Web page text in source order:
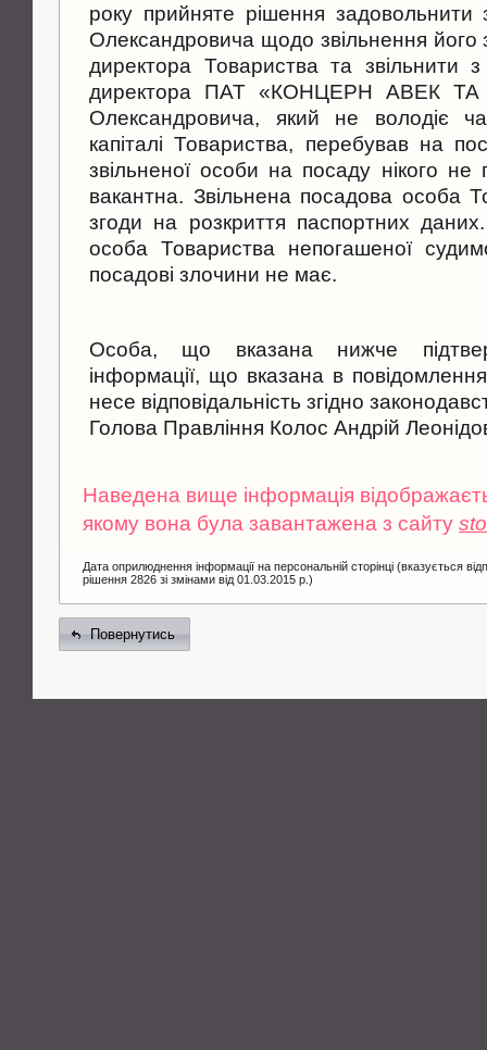
року прийняте рішення задовольнити
Олександровича щодо звільнення його
директора Товариства та звільнити
директора ПАТ «КОНЦЕРН АВЕК ТА
Олександровича, який не володіє
капіталі Товариства, перебував на
звільненої особи на посаду нікого
вакантна. Звільнена посадова особа
згоди на розкриття паспортних
особа Товариства непогашеної
посадові злочини не має.
Особа, що вказана нижче
інформації, що вказана в
несе відповідальність згідно
Голова Правління Колос Андрій
Наведена вище інформація
якому вона була завантажена з сайту
Дата оприлюднення інформації на персональній сторінці (вказується
рішення 2826 зі змінами від 01.03.2015 р.)
Повернутись